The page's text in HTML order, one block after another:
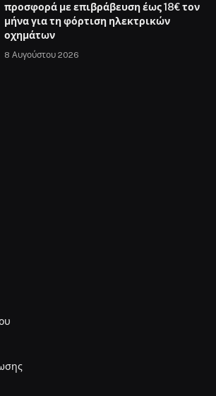
προσφορά με επιβράβευση έως 18€ τον
μήνα για τη φόρτιση ηλεκτρικών
οχημάτων
8 Αυγούστου 2026